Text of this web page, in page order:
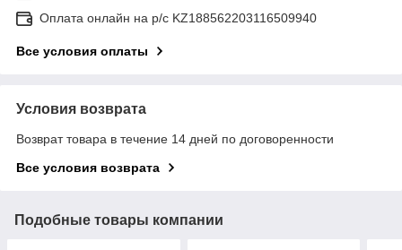
Оплата онлайн на р/с KZ188562203116509940
Все условия оплаты
Условия возврата
Возврат товара в течение 14 дней по договоренности
Все условия возврата
Подобные товары компании